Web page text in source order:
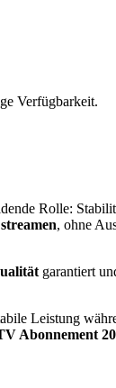
Verfügbarkeit.
Rolle:
, ohne
garantiert
Leistung
Abonnement